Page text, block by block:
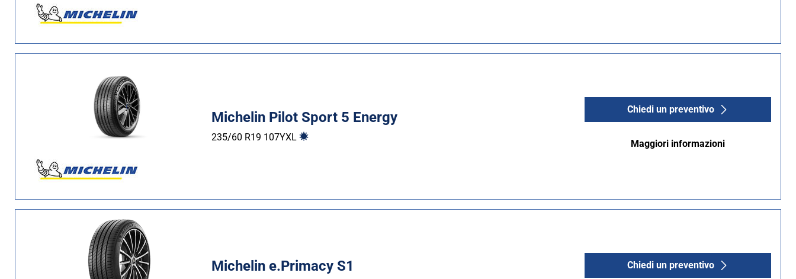
Run flat
Runflat (0)
Michelin Pilot Sport 5 Energy
235/60 R19 107YXL
Chiedi un preventivo
Maggiori informazioni
Michelin e.Primacy S1 Chiedi un preventivo